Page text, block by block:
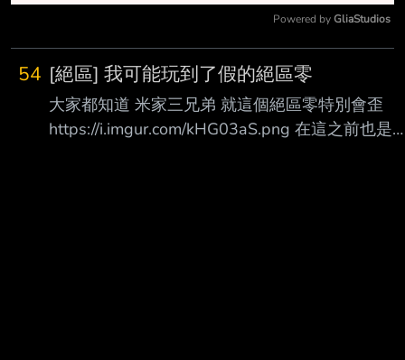
Powered by GliaStudios
54 [絕區] 我可能玩到了假的絕區零
大家都知道 米家三兄弟 就這個絕區零特別會歪
https://i.imgur.com/kHG03aS.png 在這之前也是